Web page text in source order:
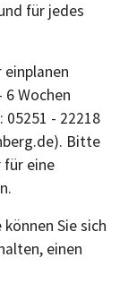
für jedes
Wochen
05251 - 22218
Bitte
für eine
Sie sich
einen